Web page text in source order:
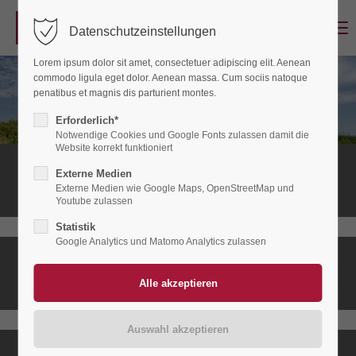
Login
Benutzername
Passwort
Anmelden
Register|Lost your password?
Support
Lorem ipsum dolor sit amet:
Stationäres
Hospiz
Ambulanter
Datenschutzeinstellungen
Lorem ipsum dolor sit amet, consectetuer adipiscing elit. Aenean
commodo ligula eget dolor. Aenean massa. Cum sociis natoque
penatibus et magnis dis parturient montes.
Erforderlich*
Notwendige Cookies und Google Fonts zulassen damit die
Website korrekt funktioniert
Externe Medien
Externe Medien wie Google Maps, OpenStreetMap und
Youtube zulassen
Statistik
Google Analytics und Matomo Analytics zulassen